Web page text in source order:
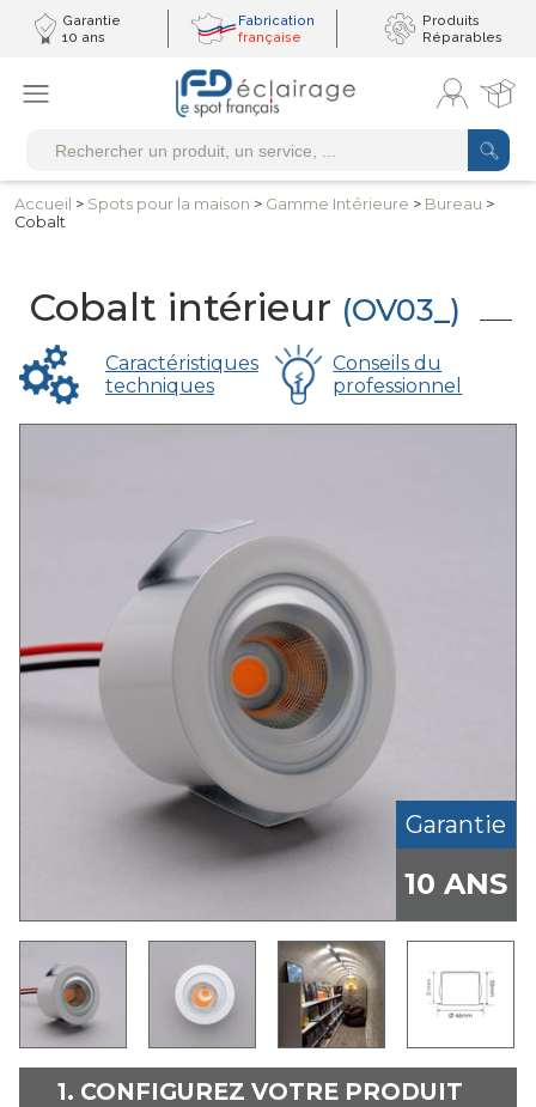
Garantie
10 ans
Fabrication
française
Produits
Réparables
Accueil > Spots pour la maison > Gamme Intérieure > Bureau >
Cobalt
Cobalt intérieur (OV03_)
Caractéristiques
techniques
Conseils du
professionnel
Garantie
10 ANS
1. CONFIGUREZ VOTRE PRODUIT